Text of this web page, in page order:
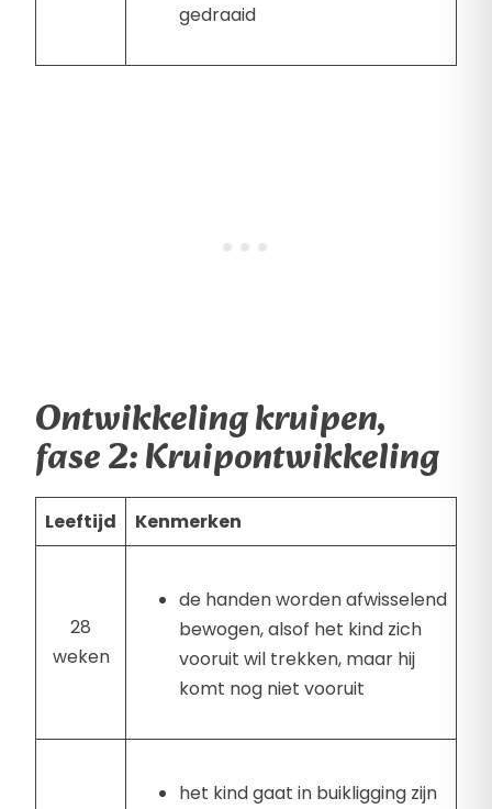
gedraaid
Ontwikkeling kruipen,
fase 2: Kruipontwikkeling
Leeftijd Kenmerken
28
weken
de handen worden afwisselend
bewogen, alsof het kind zich
vooruit wil trekken, maar hij
komt nog niet vooruit
het kind gaat in buikligging zijn